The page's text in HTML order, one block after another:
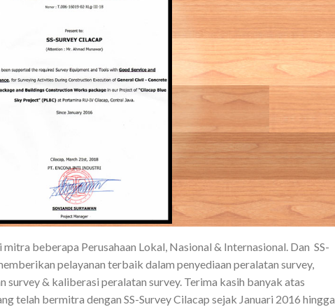
beberapa Perusahaan Lokal, Nasional & Internasional. Dan SS-
pelayanan terbaik dalam penyediaan peralatan survey,
survey & kaliberasi peralatan survey. Terima kasih banyak atas
telah bermitra dengan SS-Survey Cilacap sejak Januari 2016 hingga